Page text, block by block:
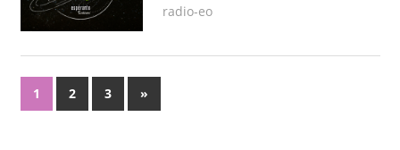
radio-eo
Paĝnumerado
1 2 3
Sekvaj
afiŝoj
»